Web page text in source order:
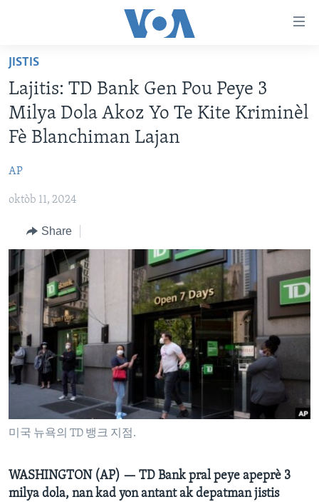
Skip
main
content
Skip
to
main
Skip
Search
LÈZETAZINI
AMERIK LATIN
VIDEO
FLASHPOINT IKRÈN
Learning English
SUIV NOU
Languages
JISTIS
Lajitis: TD Bank Gen Pou Peye 3
Milya Dola Akoz Yo Te Kite Kriminèl
Fè Blanchiman Lajan
AP
oktòb 11, 2024
Share
미국 뉴욕의 TD 뱅크 지점.
WASHINGTON (AP) — TD Bank pral peye apeprè 3
milya dola, nan kad yon antant ak depatman jistis